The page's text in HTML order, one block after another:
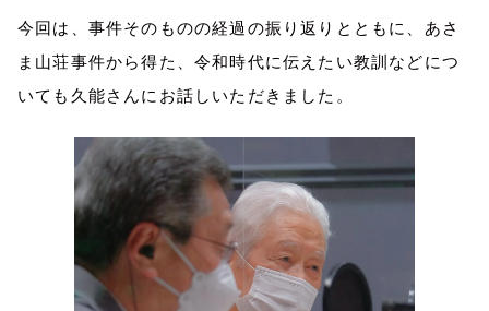
今回は、事件そのものの経過の振り返りとともに、あさ
ま山荘事件から得た、令和時代に伝えたい教訓などにつ
いても久能さんにお話しいただきました。